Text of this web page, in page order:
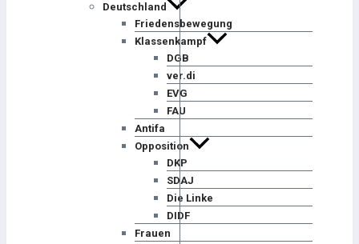
Deutschland
Friedensbewegung
Klassenkampf
DGB
ver.di
EVG
FAU
Antifa
Opposition
DKP
SDAJ
Die Linke
DIDF
Frauen